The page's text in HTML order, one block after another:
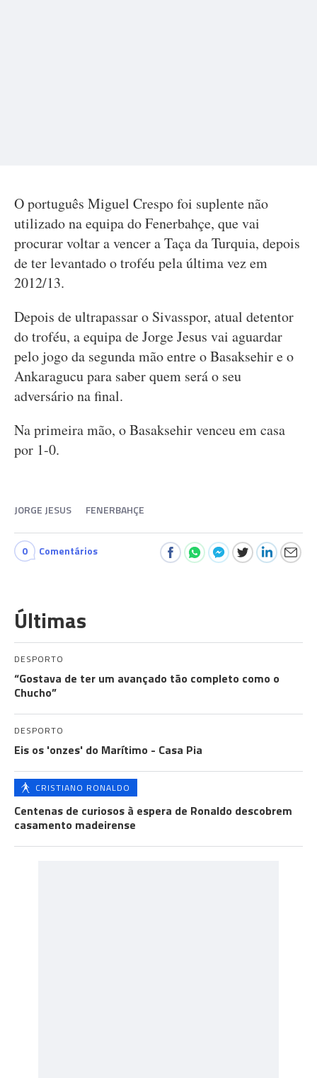
O português Miguel Crespo foi suplente não
utilizado na equipa do Fenerbahçe, que vai
procurar voltar a vencer a Taça da Turquia, depois
de ter levantado o troféu pela última vez em
2012/13.
Depois de ultrapassar o Sivasspor, atual detentor
do troféu, a equipa de Jorge Jesus vai aguardar
pelo jogo da segunda mão entre o Basaksehir e o
Ankaragucu para saber quem será o seu
adversário na final.
Na primeira mão, o Basaksehir venceu em casa
por 1-0.
JORGE JESUS FENERBAHÇE
0 Comentários
Últimas
DESPORTO
“Gostava de ter um avançado tão completo como o
Chucho”
DESPORTO
Eis os 'onzes' do Marítimo - Casa Pia
CRISTIANO RONALDO
Centenas de curiosos à espera de Ronaldo descobrem
casamento madeirense